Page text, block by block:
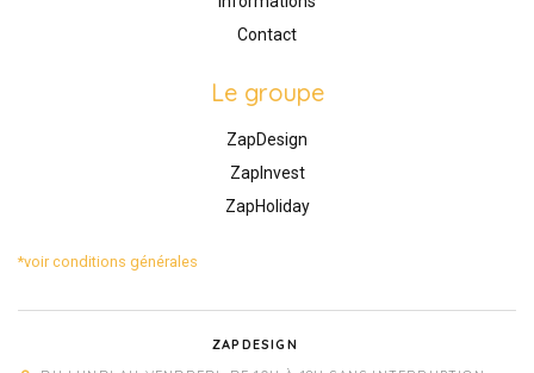
Contact
Le groupe
ZapDesign
ZapInvest
ZapHoliday
*voir conditions générales
ZAPDESIGN